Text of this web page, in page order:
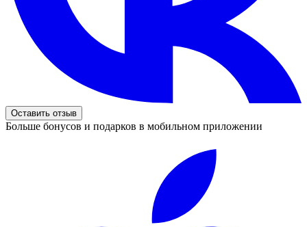
Оставить отзыв
Больше бонусов и подарков в мобильном приложении